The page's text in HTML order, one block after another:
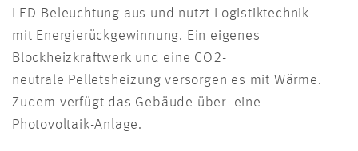
LED-Beleuchtung aus und nutzt Logistiktechnik
mit Energierückgewinnung. Ein eigenes
Blockheizkraftwerk und eine CO2-
neutrale Pelletsheizung versorgen es mit Wärme.
Zudem verfügt das Gebäude über eine
Photovoltaik-Anlage.